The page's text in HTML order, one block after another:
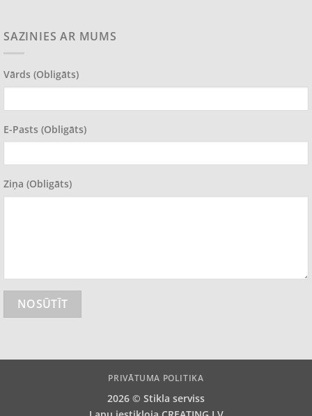
SAZINIES AR MUMS
Vārds (obligāts)
E-Pasts (obligāts)
Ziņa (obligāts)
PRIVĀTUMA POLITIKA
2026 © Stikla serviss